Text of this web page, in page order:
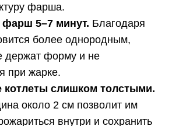
фарша.
фарш 5–7 минут. Благодаря
более однородным,
держат форму и не
при жарке.
котлеты слишком толстыми.
около 2 см позволит им
внутри и сохранить